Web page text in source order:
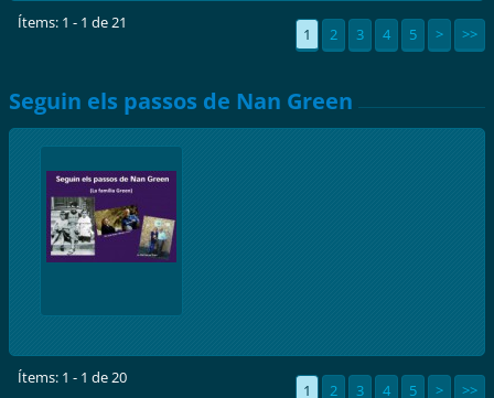
Ítems: 1 - 1 de 21
1 2 3 4 5 > >>
Seguin els passos de Nan Green
Ítems: 1 - 1 de 20
1 2 3 4 5 > >>